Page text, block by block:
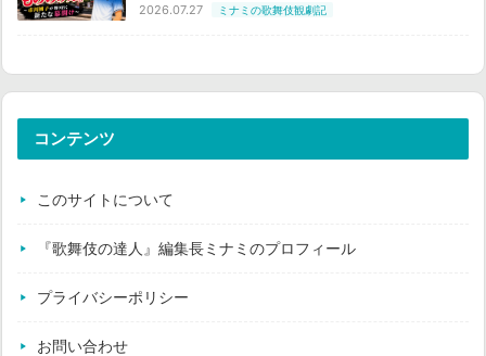
2026.07.27 ミナミの歌舞伎観劇記
コンテンツ
このサイトについて
『歌舞伎の達人』編集長ミナミのプロフィール
プライバシーポリシー
お問い合わせ